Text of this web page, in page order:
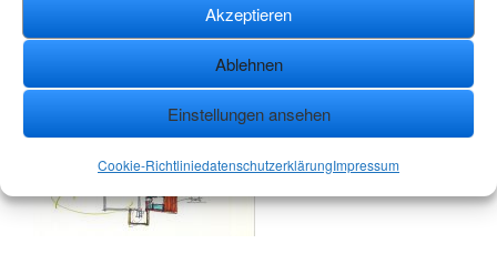
Akzeptieren
Ablehnen
Einstellungen ansehen
Cookie-RichtliniedatenschutzerklärungImpressum